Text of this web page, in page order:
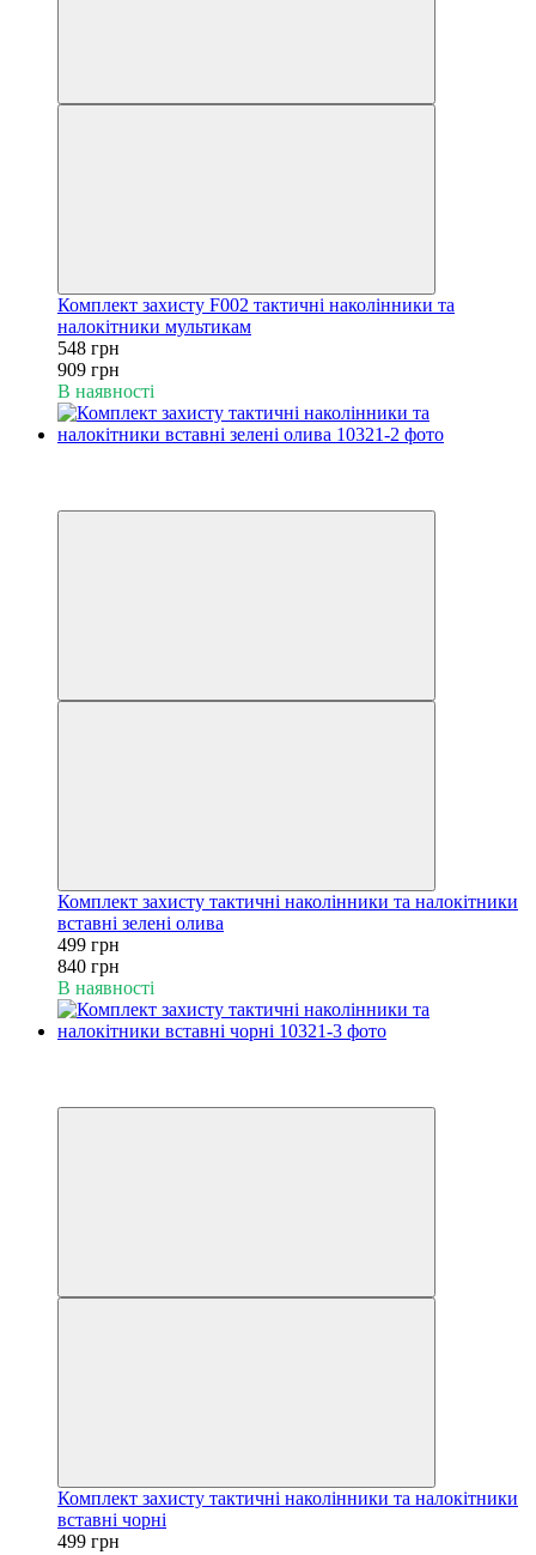
Комплект захисту F002 тактичні наколінники та
налокітники мультикам
548 грн
909 грн
В наявності
Комплект захисту тактичні наколінники та налокітники
вставні зелені олива
499 грн
840 грн
В наявності
Комплект захисту тактичні наколінники та налокітники
вставні чорні
499 грн